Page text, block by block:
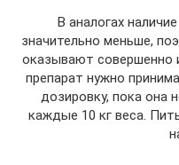
В аналогах
значительно меньше,
оказывают совершенно
препарат нужно
дозировку, пока она
каждые 10 кг веса.